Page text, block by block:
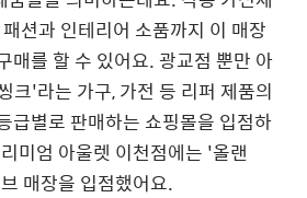
션과 인테리어 소품까지 이 매장
매를 할 수 있어요. 광교점 뿐만 아
크'라는 가구, 가전 등 리퍼 제품의
급별로 판매하는 쇼핑몰을 입점하
미엄 아울렛 이천점에는 '올랜
매장을 입점했어요.